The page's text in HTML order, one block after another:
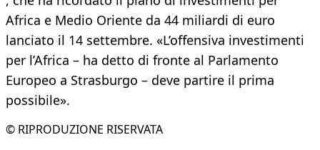
Africa e Medio Oriente da 44 miliardi di euro
lanciato il 14 settembre. «L’offensiva investimenti
per l’Africa – ha detto di fronte al Parlamento
Europeo a Strasburgo – deve partire il prima
possibile».
© RIPRODUZIONE RISERVATA